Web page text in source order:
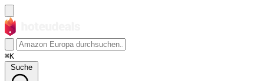
⌘K
Suche